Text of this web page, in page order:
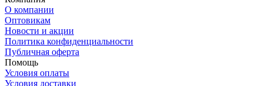
О компании
Оптовикам
Новости и акции
Политика конфиденциальности
Публичная оферта
Помощь
Условия оплаты
Условия доставки